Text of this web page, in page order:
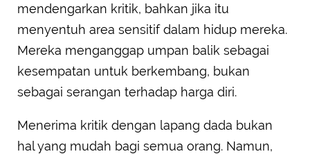
mendengarkan kritik, bahkan jika itu
menyentuh area sensitif dalam hidup mereka.
Mereka menganggap umpan balik sebagai
kesempatan untuk berkembang, bukan
sebagai serangan terhadap harga diri.
Menerima kritik dengan lapang dada bukan
hal yang mudah bagi semua orang. Namun,